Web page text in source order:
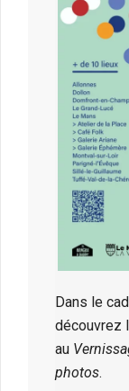
Dans le
découvrez
au
photos.